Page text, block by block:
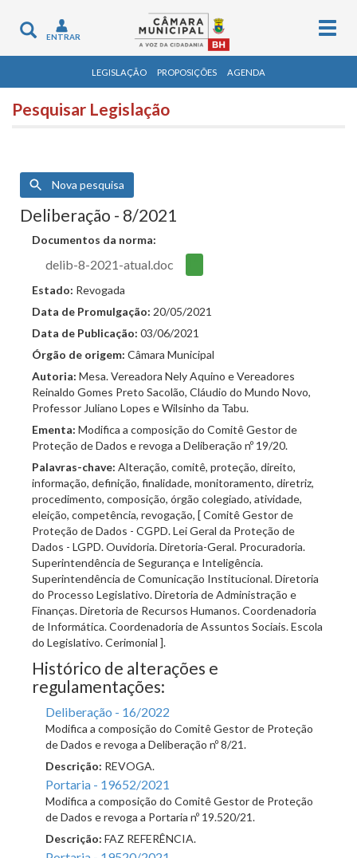
Toggle
navigation
ENTRAR
LEGISLAÇÃO PROPOSIÇÕES AGENDA
Pesquisar Legislação
Nova pesquisa
Deliberação - 8/2021
Documentos da norma:
delib-8-2021-atual.doc
Estado: Revogada
Data de Promulgação: 20/05/2021
Data de Publicação: 03/06/2021
Órgão de origem: Câmara Municipal
Autoria: Mesa. Vereadora Nely Aquino e Vereadores
Reinaldo Gomes Preto Sacolão, Cláudio do Mundo Novo,
Professor Juliano Lopes e Wilsinho da Tabu.
Ementa: Modifica a composição do Comitê Gestor de
Proteção de Dados e revoga a Deliberação nº 19/20.
Palavras-chave: Alteração, comitê, proteção, direito,
informação, definição, finalidade, monitoramento, diretriz,
procedimento, composição, órgão colegiado, atividade,
eleição, competência, revogação, [ Comitê Gestor de
Proteção de Dados - CGPD. Lei Geral da Proteção de
Dados - LGPD. Ouvidoria. Diretoria-Geral. Procuradoria.
Superintendência de Segurança e Inteligência.
Superintendência de Comunicação Institucional. Diretoria
do Processo Legislativo. Diretoria de Administração e
Finanças. Diretoria de Recursos Humanos. Coordenadoria
de Informática. Coordenadoria de Assuntos Sociais. Escola
do Legislativo. Cerimonial ].
Histórico de alterações e
regulamentações:
Deliberação - 16/2022
Modifica a composição do Comitê Gestor de Proteção
de Dados e revoga a Deliberação nº 8/21.
Descrição: REVOGA.
Portaria - 19652/2021
Modifica a composição do Comitê Gestor de Proteção
de Dados e revoga a Portaria nº 19.520/21.
Descrição: FAZ REFERÊNCIA.